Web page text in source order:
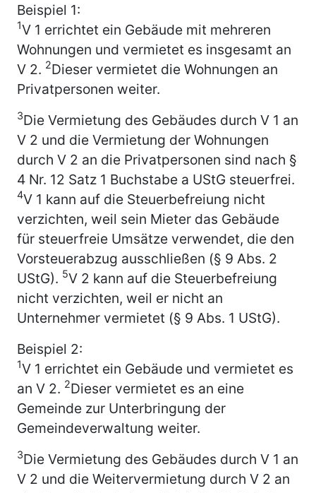
Beispiel 1:
1V 1 errichtet ein Gebäude mit mehreren
Wohnungen und vermietet es insgesamt an
V 2. 2Dieser vermietet die Wohnungen an
Privatpersonen weiter.
3Die Vermietung des Gebäudes durch V 1 an
V 2 und die Vermietung der Wohnungen
durch V 2 an die Privatpersonen sind nach §
4 Nr. 12 Satz 1 Buchstabe a UStG steuerfrei.
4V 1 kann auf die Steuerbefreiung nicht
verzichten, weil sein Mieter das Gebäude
für steuerfreie Umsätze verwendet, die den
Vorsteuerabzug ausschließen (§ 9 Abs. 2
UStG). 5V 2 kann auf die Steuerbefreiung
nicht verzichten, weil er nicht an
Unternehmer vermietet (§ 9 Abs. 1 UStG).
Beispiel 2:
1V 1 errichtet ein Gebäude und vermietet es
an V 2. 2Dieser vermietet es an eine
Gemeinde zur Unterbringung der
Gemeindeverwaltung weiter.
3Die Vermietung des Gebäudes durch V 1 an
V 2 und die Weitervermietung durch V 2 an